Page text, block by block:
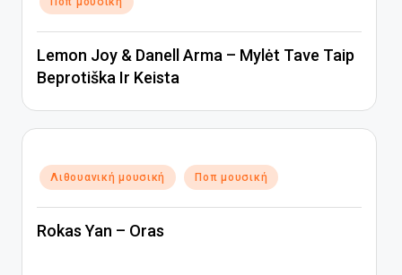
Lemon Joy & Danell Arma – Mylėt Tave Taip
Beprotiška Ir Keista
Αναρτήθηκε
σε
Λιθουανική μουσική Ποπ μουσική
Rokas Yan – Oras